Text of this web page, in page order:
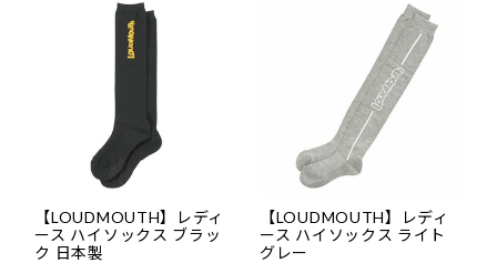
【LOUDMOUTH】レディ
ース ハイソックス ブラッ
ク 日本製
【LOUDMOUTH】レディ
ース ハイソックス ライト
グレー